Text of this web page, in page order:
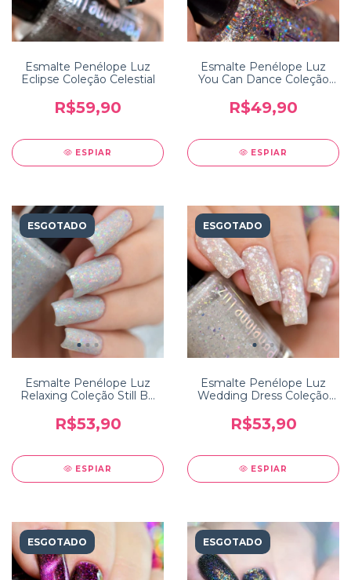
Esmalte Penélope Luz
Eclipse Coleção Celestial
R$59,90
ESPIAR
Esmalte Penélope Luz
You Can Dance Coleção
R$49,90
ESPIAR
ESGOTADO
Esmalte Penélope Luz
Relaxing Coleção Still Be
R$53,90
ESPIAR
ESGOTADO
Esmalte Penélope Luz
Wedding Dress Coleção
R$53,90
ESPIAR
ESGOTADO ESGOTADO